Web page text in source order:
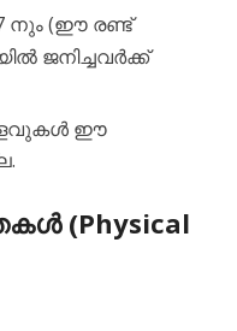
നും (ഈ രണ്ട്
ജനിച്ചവർക്ക്
ഇളവുകൾ ഈ
(Physical